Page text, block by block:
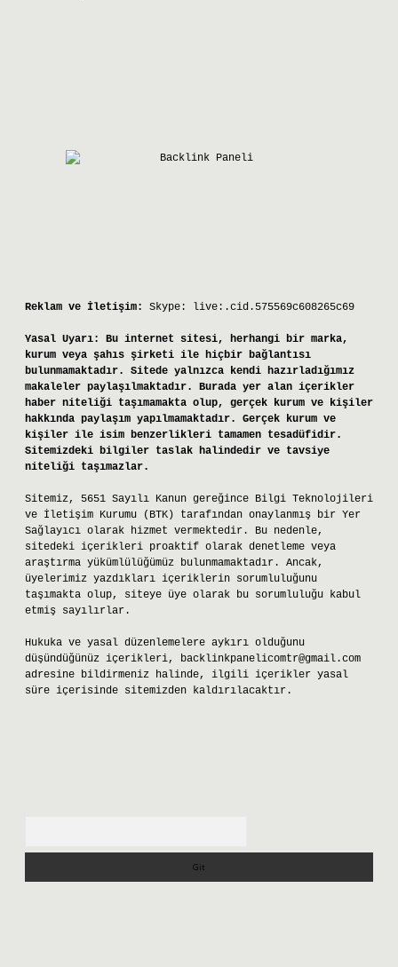
Reklam ve İletişim: Skype: live:.cid.575569c608265c69
Yasal Uyarı:
Bu internet sitesi, herhangi bir marka,
kurum veya şahıs şirketi ile hiçbir bağlantısı
bulunmamaktadır. Sitede yalnızca kendi hazırladığımız
makaleler paylaşılmaktadır. Burada yer alan içerikler
haber niteliği taşımamakta olup, gerçek kurum ve kişiler
hakkında paylaşım yapılmamaktadır. Gerçek kurum ve
kişiler ile isim benzerlikleri tamamen tesadüfidir.
Sitemizdeki bilgiler taslak halindedir ve tavsiye
niteliği taşımazlar.
Sitemiz, 5651 Sayılı Kanun gereğince Bilgi Teknolojileri
ve İletişim Kurumu (BTK) tarafından onaylanmış bir Yer
Sağlayıcı olarak hizmet vermektedir. Bu nedenle,
sitedeki içerikleri proaktif olarak denetleme veya
araştırma yükümlülüğümüz bulunmamaktadır. Ancak,
üyelerimiz yazdıkları içeriklerin sorumluluğunu
taşımakta olup, siteye üye olarak bu sorumluluğu kabul
etmiş sayılırlar.
Hukuka ve yasal düzenlemelere aykırı olduğunu
düşündüğünüz içerikleri, backlinkpanelicomtr@gmail.com
adresine bildirmeniz halinde, ilgili içerikler yasal
süre içerisinde sitemizden kaldırılacaktır.